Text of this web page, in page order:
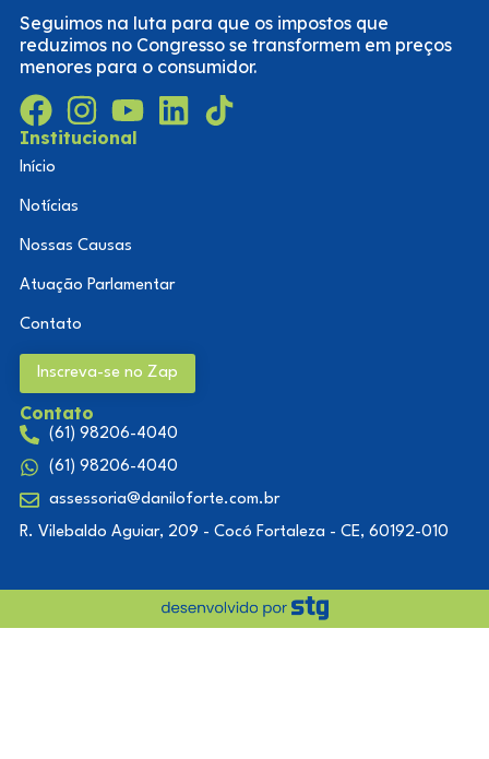
Seguimos na luta para que os impostos que
reduzimos no Congresso se transformem em preços
menores para o consumidor.
Institucional
Início
Notícias
Nossas Causas
Atuação Parlamentar
Contato
Inscreva-se no Zap
Contato
(61) 98206-4040
(61) 98206-4040
assessoria@daniloforte.com.br
R. Vilebaldo Aguiar, 209 - Cocó Fortaleza - CE, 60192-010